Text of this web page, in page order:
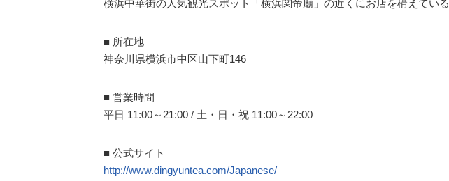
横浜中華街の人気観光スポット「横浜関帝廟」の近くにお店を構えている
■ 所在地
神奈川県横浜市中区山下町146
■ 営業時間
平日 11:00～21:00 / 土・日・祝 11:00～22:00
■ 公式サイト
http://www.dingyuntea.com/Japanese/